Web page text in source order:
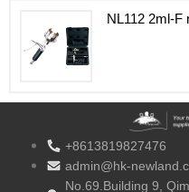
NL112 2ml-F
+8613819827476
admin@hk-
No.69.Building 9,